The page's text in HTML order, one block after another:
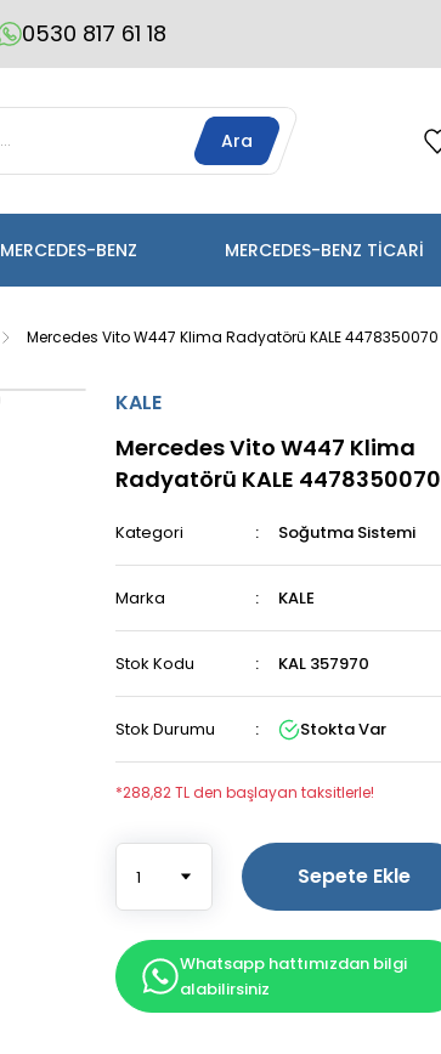
0530 817 61 18
Ara
MERCEDES-BENZ MERCEDES-BENZ TİCARİ
Mercedes Vito W447 Klima Radyatörü KALE 4478350070
KALE
Mercedes Vito W447 Klima
Radyatörü KALE 4478350070
Kategori Soğutma Sistemi
Marka KALE
Stok Kodu KAL 357970
Stok Durumu Stokta Var
*288,82 TL den başlayan taksitlerle!
Sepete Ekle
Whatsapp hattımızdan bilgi
alabilirsiniz